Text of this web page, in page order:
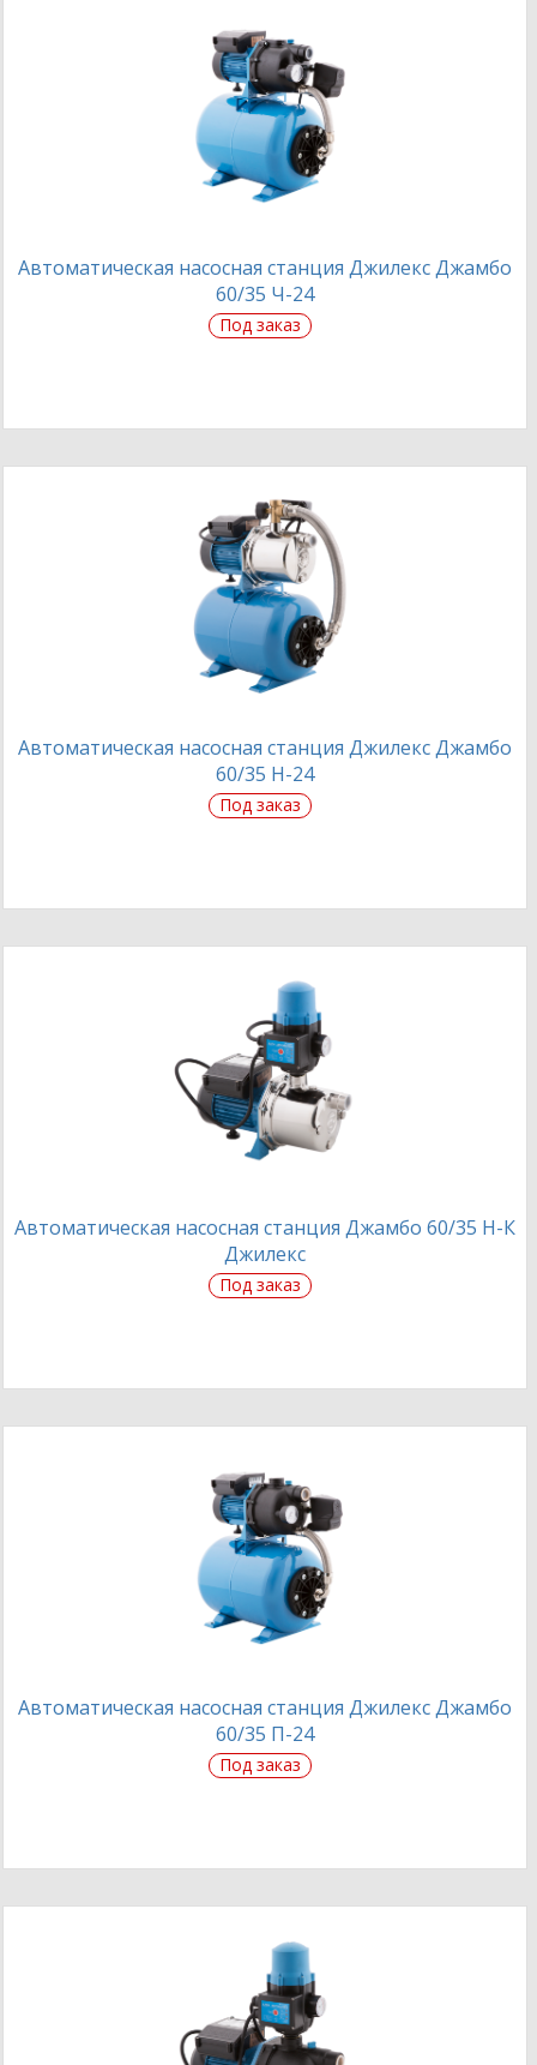
Автоматическая насосная станция Джилекс Джамбо
60/35 Ч-24
Под заказ
Автоматическая насосная станция Джилекс Джамбо
60/35 Н-24
Под заказ
Автоматическая насосная станция Джамбо 60/35 Н-К
Джилекс
Под заказ
Автоматическая насосная станция Джилекс Джамбо
60/35 П-24
Под заказ